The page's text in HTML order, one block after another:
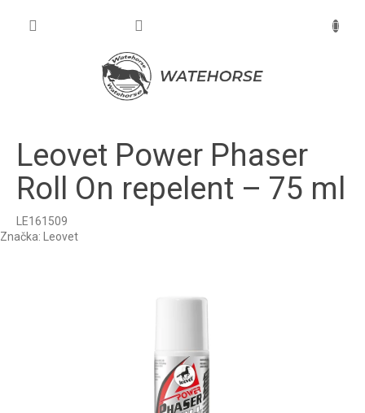
Leovet Power Phaser
Roll On repelent – 75 ml
LE161509
Značka: Leovet